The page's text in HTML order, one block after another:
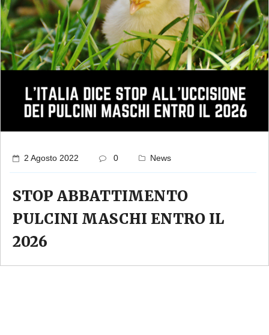
2 Agosto 2022 0 News
STOP ABBATTIMENTO
PULCINI MASCHI ENTRO IL
2026